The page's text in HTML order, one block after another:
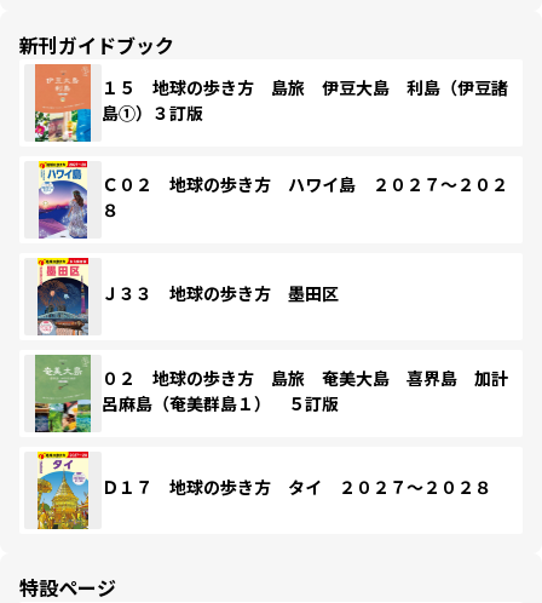
新刊ガイドブック
１５ 地球の歩き方 島旅 伊豆大島 利島（伊豆諸
島①）３訂版
Ｃ０２ 地球の歩き方 ハワイ島 ２０２７～２０２
８
Ｊ３３ 地球の歩き方 墨田区
０２ 地球の歩き方 島旅 奄美大島 喜界島 加計
呂麻島（奄美群島１） ５訂版
Ｄ１７ 地球の歩き方 タイ ２０２７～２０２８
特設ページ